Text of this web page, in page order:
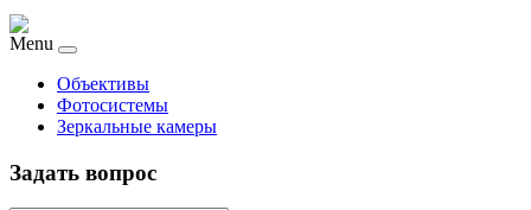
Menu
Объективы
Фотосистемы
Зеркальные камеры
Задать вопрос